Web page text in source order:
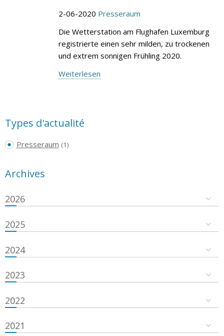
2-06-2020 Presseraum
Die Wetterstation am Flughafen Luxemburg
registrierte einen sehr milden, zu trockenen
und extrem sonnigen Frühling 2020.
Weiterlesen
Types d'actualité
Presseraum (1)
Archives
2026
2025
2024
2023
2022
2021